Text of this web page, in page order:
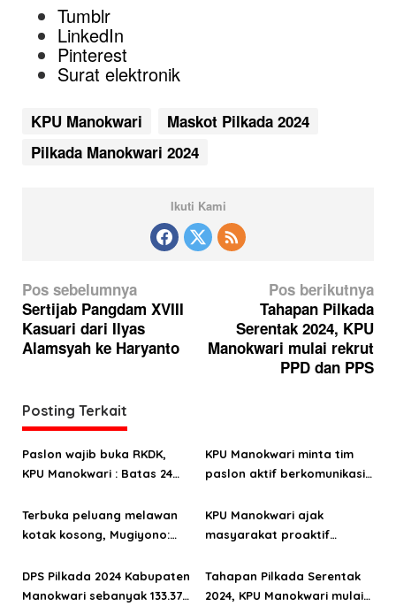
Tumblr
LinkedIn
Pinterest
Surat elektronik
KPU Manokwari
Maskot Pilkada 2024
Pilkada Manokwari 2024
Ikuti Kami
N
a
v
i
a
s
i
o
s
Pos sebelumnya
Sertijab Pangdam XVIII
Kasuari dari Ilyas
Alamsyah ke Haryanto
Pos berikutnya
Tahapan Pilkada
Serentak 2024, KPU
Manokwari mulai rekrut
PPD dan PPS
Posting Terkait
Paslon wajib buka RKDK,
KPU Manokwari : Batas 24
KPU Manokwari minta tim
paslon aktif berkomunikasi
Terbuka peluang melawan
kotak kosong, Mugiyono:
KPU Manokwari ajak
masyarakat proaktif
2024
DPS Pilkada 2024 Kabupaten
Manokwari sebanyak 133.378
Tahapan Pilkada Serentak
2024, KPU Manokwari mulai